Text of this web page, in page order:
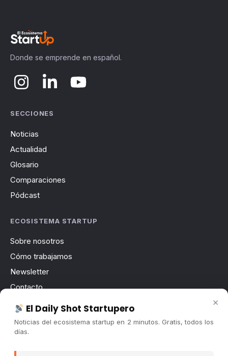
Donde se emprende en español.
SECCIONES
Noticias
Actualidad
Glosario
Comparaciones
Pódcast
ECOSISTEMA STARTUP
Sobre nosotros
Cómo trabajamos
Newsletter
Contacto
Publicidad
Convocatorias
×
El Daily Shot Startupero
Noticias del ecosistema startup en 2 minutos. Gratis, todos los
días.